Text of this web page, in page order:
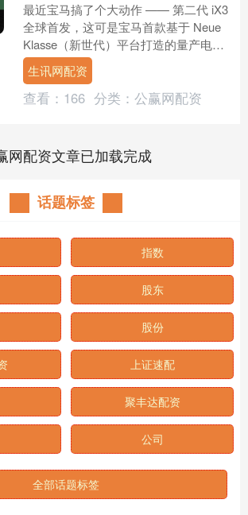
最近宝马搞了个大动作 —— 第二代 iX3
全球首发，这可是宝马首款基于 Neue
Klasse（新世代）平台打造的量产电动
车，说白了就是宝马电动化未来的 “开
山....
生讯网配资
查看： 166 分类： 公赢网配资
网配资文章已加载完成
话题标签
指数
股东
股份
上证速配
聚丰达配资
公司
全部话题标签